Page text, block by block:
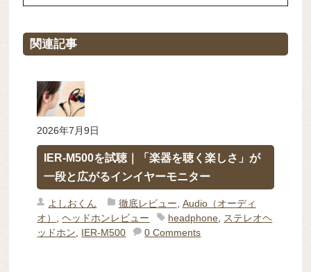
関連記事
2026年7月9日
IER-M500を試聴｜「楽器を聴く楽しさ」が
一段と広がるインイヤーモニター
よしおくん 徹底レビュー Audio（オーディ
オ）
,ヘッドホンレビュー headphone
ステレオヘ
ッドホン
IER-M500 0 Comments